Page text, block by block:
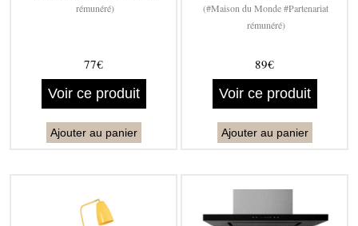
rémunéré)
77€
Voir ce produit
Ajouter au panier
(#Maison du Monde #Partenariat
rémunéré)
89€
Voir ce produit
Ajouter au panier